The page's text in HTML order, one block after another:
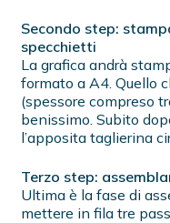
Secondo step:
specchietti
La grafica andrà
formato a A4. Quello
(spessore compreso
benissimo. Subito
l’apposita taglierina
Terzo step:
Ultima è la fase di
mettere in fila tre